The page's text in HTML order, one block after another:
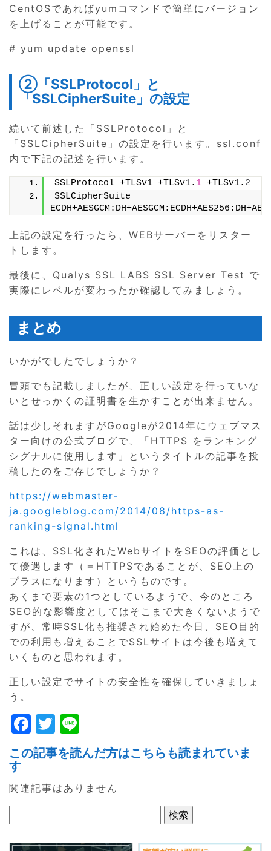
CentOSであればyumコマンドで簡単にバージョン
を上げることが可能です。
# yum update openssl
②「SSLProtocol」と
「SSLCipherSuite」の設定
続いて前述した「SSLProtocol」と
「SSLCipherSuite」の設定を行います。ssl.conf
内で下記の記述を行います。
SSLProtocol +TLSv1 +TLSv1. 1 +TLSv1. 2
SSLCipherSuite
上記の設定を行ったら、WEBサーバーをリスター
トします。
最後に、Qualys SSL LABS SSL Server Test で
実際にレベルが変わったか確認してみましょう。
まとめ
いかがでしたでしょうか？
冒頭でも記載しましたが、正しい設定を行っていな
いとせっかくの証明書を生かすことが出来ません。
話は少しそれますがGoogleが2014年にウェブマス
ター向けの公式ブログで、「HTTPS をランキング
シグナルに使用します」というタイトルの記事を投
稿したのをご存じでしょうか？
https://webmaster-
ja.googleblog.com/2014/08/https-as-
ranking-signal.html
これは、SSL化されたWebサイトをSEOの評価とし
て優遇します（＝HTTPSであることが、SEO上の
プラスになります）というものです。
あくまで要素の1つとしているようで、今のところ
SEO的な影響度としてはそこまで大きくないようで
すが、常時SSL化も推奨され始めた今日、SEO目的
での利用も増えることでSSLサイトは今後も増えて
いくものと思われます。
正しい設定でサイトの安全性を確保していきましょ
う。
F
a
c
e
b
o
o
T
w
itt
er
n
e
この記事を読んだ方はこちらも読まれていま
す
関連記事はありません